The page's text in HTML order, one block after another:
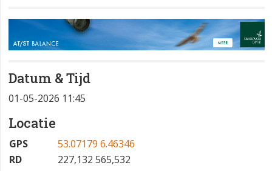
Datum & Tijd
01-05-2026 11:45
Locatie
GPS
53.07179 6.46346
RD
227,132 565,532